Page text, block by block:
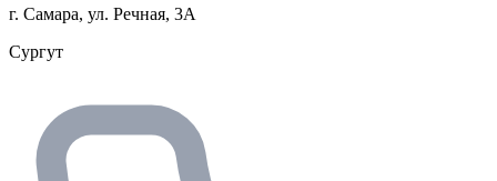
г. Самара, ул. Речная, 3А
Сургут